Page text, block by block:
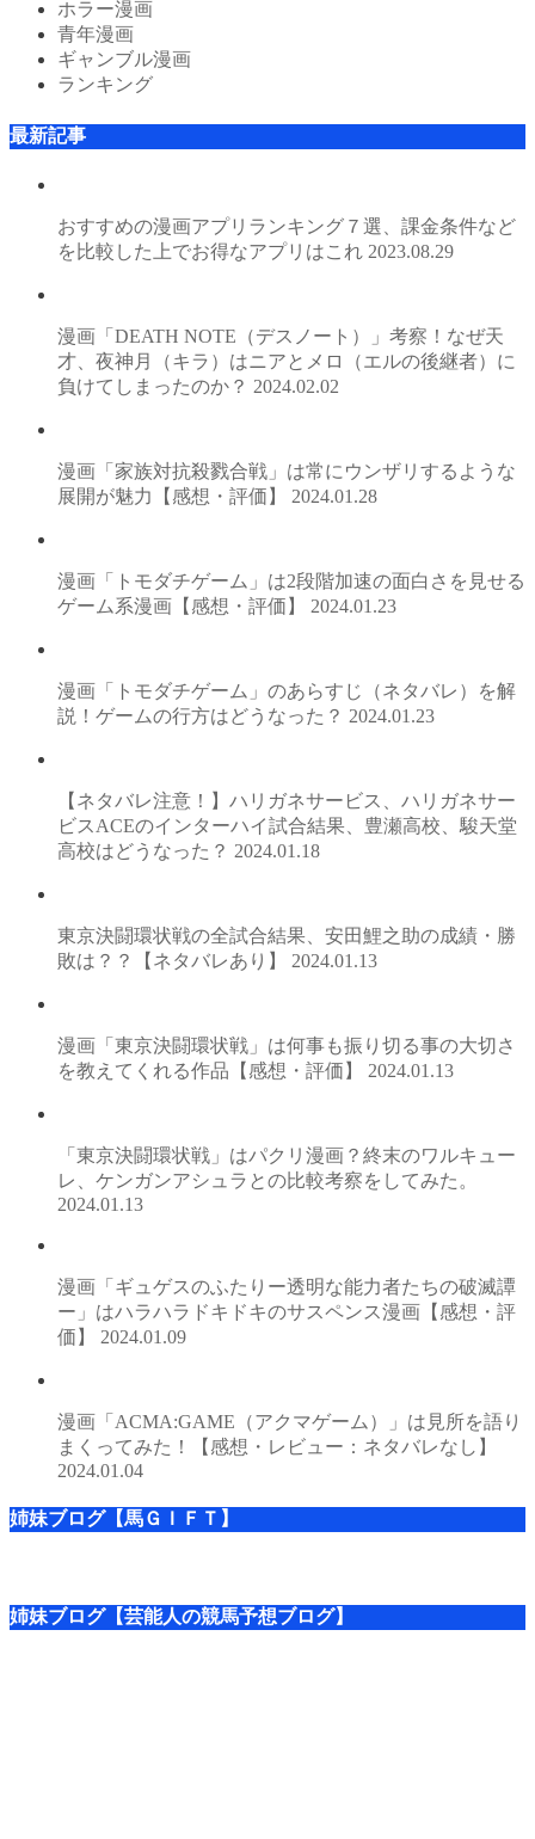
ホラー漫画
青年漫画
ギャンブル漫画
ランキング
最新記事
おすすめの漫画アプリランキング７選、課金条件など
を比較した上でお得なアプリはこれ 2023.08.29
漫画「DEATH NOTE（デスノート）」考察！なぜ天
才、夜神月（キラ）はニアとメロ（エルの後継者）に
負けてしまったのか？ 2024.02.02
漫画「家族対抗殺戮合戦」は常にウンザリするような
展開が魅力【感想・評価】 2024.01.28
漫画「トモダチゲーム」は2段階加速の面白さを見せる
ゲーム系漫画【感想・評価】 2024.01.23
漫画「トモダチゲーム」のあらすじ（ネタバレ）を解
説！ゲームの行方はどうなった？ 2024.01.23
【ネタバレ注意！】ハリガネサービス、ハリガネサー
ビスACEのインターハイ試合結果、豊瀬高校、駿天堂
高校はどうなった？ 2024.01.18
東京決闘環状戦の全試合結果、安田鯉之助の成績・勝
敗は？？【ネタバレあり】 2024.01.13
漫画「東京決闘環状戦」は何事も振り切る事の大切さ
を教えてくれる作品【感想・評価】 2024.01.13
「東京決闘環状戦」はパクリ漫画？終末のワルキュー
レ、ケンガンアシュラとの比較考察をしてみた。
2024.01.13
漫画「ギュゲスのふたりー透明な能力者たちの破滅譚
ー」はハラハラドキドキのサスペンス漫画【感想・評
価】 2024.01.09
漫画「ACMA:GAME（アクマゲーム）」は見所を語り
まくってみた！【感想・レビュー：ネタバレなし】
2024.01.04
姉妹ブログ【馬ＧＩＦＴ】
姉妹ブログ【芸能人の競馬予想ブログ】